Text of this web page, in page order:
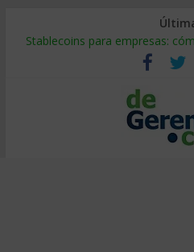
Stablecoins para empresas:
Despido silencioso: qué es y
IA en selección de personal:
Trabajo forzoso en la cadena
Mercado hispano de EE. UU.: